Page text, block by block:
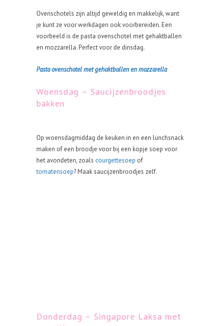
Ovenschotels zijn altijd geweldig en makkelijk, want
je kunt ze voor werkdagen ook voorbereiden. Een
voorbeeld is de pasta ovenschotel met gehaktballen
en mozzarella. Perfect voor de dinsdag.
Pasta ovenschotel met gehaktballen en mozzarella
Woensdag – Saucijzenbroodjes
bakken
Op woensdagmiddag de keuken in en een lunchsnack
maken of een broodje voor bij een kopje soep voor
het avondeten, zoals courgettesoep of
tomatensoep? Maak saucijzenbroodjes zelf.
Donderdag – Singapore Laksa met